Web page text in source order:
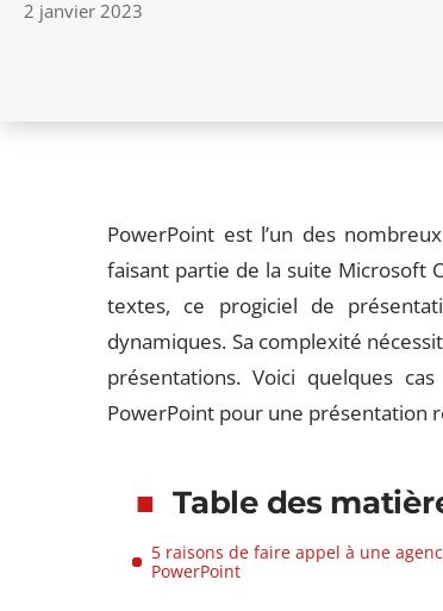
2 janvier 2023
PowerPoint est l’un des
faisant partie de la suite Microsoft
textes, ce progiciel de
dynamiques. Sa complexité
présentations. Voici quelques
PowerPoint pour une présentation
Table des
5 raisons de faire appel à une
PowerPoint